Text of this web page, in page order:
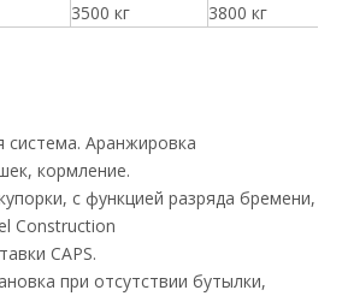
3500 кг 3800 кг
система. Аранжировка
кормление.
с функцией разряда бремени,
Construction
CAPS.
при отсутствии бутылки,